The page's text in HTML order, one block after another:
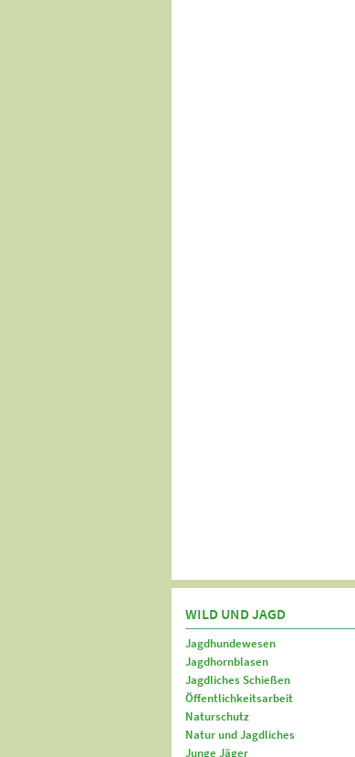
WILD UND JAGD
Jagdhundewesen
Jagdhornblasen
Jagdliches Schießen
Öffentlichkeitsarbeit
Naturschutz
Natur und Jagdliches
Junge Jäger